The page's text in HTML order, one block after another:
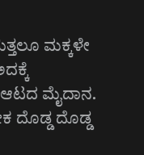
ಮಕ್ಕಳೇ
ಮೈದಾನ.
ದೊಡ್ಡ ದೊಡ್ಡ